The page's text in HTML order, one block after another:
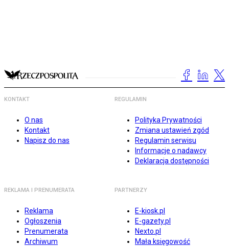
KONTAKT
O nas
Kontakt
Napisz do nas
REGULAMIN
Polityka Prywatności
Zmiana ustawień zgód
Regulamin serwisu
Informacje o nadawcy
Deklaracja dostępności
REKLAMA I PRENUMERATA
Reklama
Ogłoszenia
Prenumerata
Archiwum
PARTNERZY
E-kiosk.pl
E-gazety.pl
Nexto.pl
Mała księgowość